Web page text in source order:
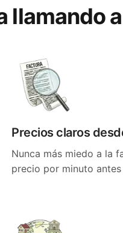
llamando
Precios claros
Nunca más miedo a la
precio por minuto